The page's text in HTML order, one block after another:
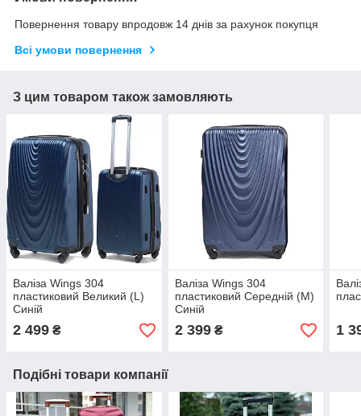
Повернення товару впродовж 14 днів за рахунок покупця
Всі умови повернення
З цим товаром також замовляють
Валіза Wings 304
пластиковий Великий (L)
Синій
2 499 ₴
Валіза Wings 304
пластиковий Середній (M)
Синій
2 399₴ 1
Подібні товари компанії